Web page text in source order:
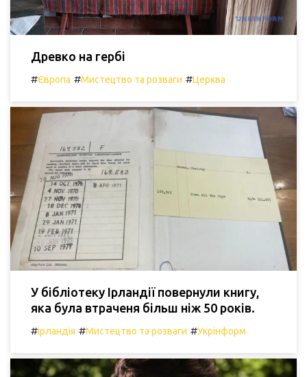
Древко на гербі
#Європа #Мистецтво та розваги #Церква
У бібліотеку Ірландії повернули книгу,
яка була втраченя більш ніж 50 років.
#Ірландія #Мистецтво та розваги #Укрінформ